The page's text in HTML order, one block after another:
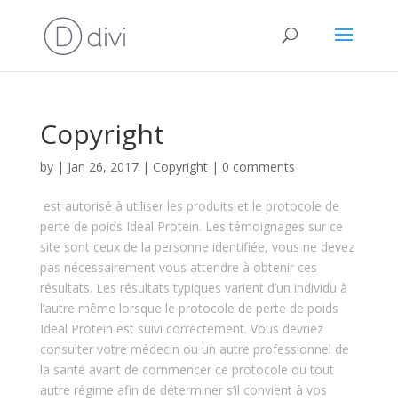
Copyright
by | Jan 26, 2017| Copyright| 0 comments
est autorisé à utiliser les produits et le protocole de
perte de poids Ideal Protein. Les témoignages sur ce
site sont ceux de la personne identifiée, vous ne devez
pas nécessairement vous attendre à obtenir ces
résultats. Les résultats typiques varient d’un individu à
l’autre même lorsque le protocole de perte de poids
Ideal Protein est suivi correctement. Vous devriez
consulter votre médecin ou un autre professionnel de
la santé avant de commencer ce protocole ou tout
autre régime afin de déterminer s’il convient à vos